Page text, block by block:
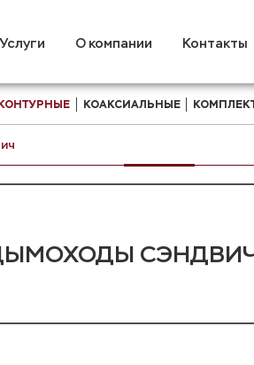
Услуги О компании Контакты
КОАКСИАЛЬНЫЕ